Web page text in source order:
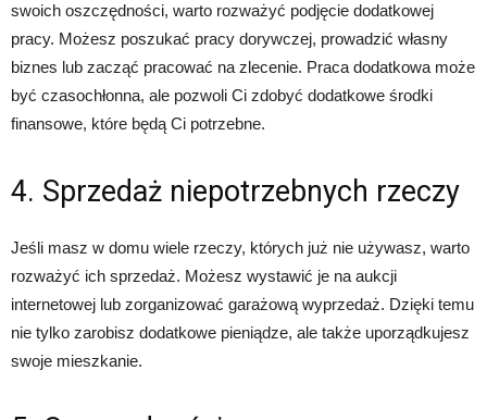
swoich oszczędności, warto rozważyć podjęcie dodatkowej
pracy. Możesz poszukać pracy dorywczej, prowadzić własny
biznes lub zacząć pracować na zlecenie. Praca dodatkowa może
być czasochłonna, ale pozwoli Ci zdobyć dodatkowe środki
finansowe, które będą Ci potrzebne.
4. Sprzedaż niepotrzebnych rzeczy
Jeśli masz w domu wiele rzeczy, których już nie używasz, warto
rozważyć ich sprzedaż. Możesz wystawić je na aukcji
internetowej lub zorganizować garażową wyprzedaż. Dzięki temu
nie tylko zarobisz dodatkowe pieniądze, ale także uporządkujesz
swoje mieszkanie.